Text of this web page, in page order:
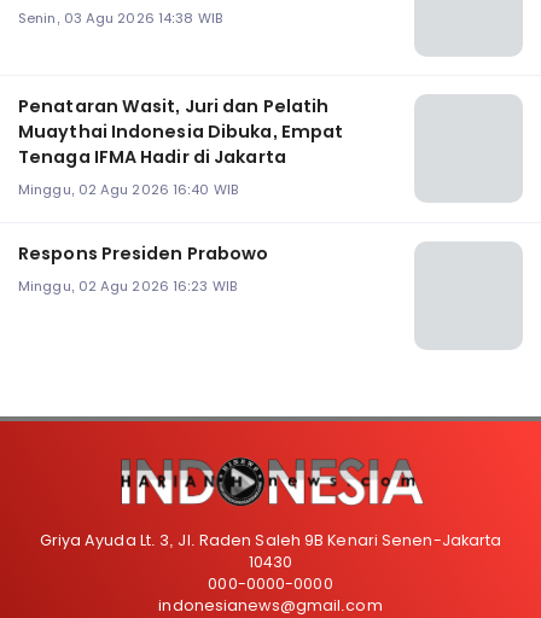
Senin, 03 Agu 2026 14:38 WIB
Penataran Wasit, Juri dan Pelatih
Muaythai Indonesia Dibuka, Empat
Tenaga IFMA Hadir di Jakarta
Minggu, 02 Agu 2026 16:40 WIB
Respons Presiden Prabowo
Minggu, 02 Agu 2026 16:23 WIB
Griya Ayuda Lt. 3, Jl. Raden Saleh 9B Kenari Senen-Jakarta
10430
000-0000-0000
indonesianews@gmail.com